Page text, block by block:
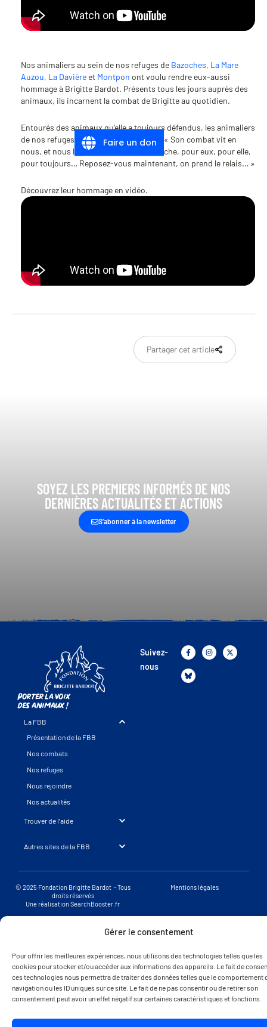
Gérer le consentement
Pour offrir les meilleures expériences, nous utilisons des technologies telles que les
cookies pour stocker et/ou accéder aux informations des appareils. Le fait de
ces technologies nous permettra de traiter des données telles que le comportement
navigation ou les ID uniques sur ce site. Le fait de ne pas consentir ou de retirer son
consentement peut avoir un effet négatif sur certaines caractéristiques et fonctions.
Nos animaliers au sein de nos refuges de Bazoches, La Mare
Auzou, La Davière et Montpon ont voulu rendre eux-aussi
hommage à Brigitte Bardot. Présents tous les jours auprès des
animaux, ils incarnent la combat de Brigitte au quotidien.
Entourés des animaux qu’elle a toujours défendus, les animaliers
de nos refuges disent merci à Brigitte : « Son combat vit en
nous, et nous le poursuivrons sans relâche, pour eux, pour elle,
pour toujours… Reposez-vous maintenant, on prend le relais… »
Découvrez leur hommage en vidéo.
Partager cet article
SOYEZ LES PREMIERS INFORMÉS DE NOS
DERNIÈRES ACTUALITÉS ET ACTIONS
S’abonner à la newsletter
Porter la voix
des animaux !
La FBB
Présentation de la FBB
Nos combats
Nos refuges
Nous rejoindre
Nos actualités
Trouver de l’aide
Autres sites de la FBB
Suivez-
nous
© 2025 Fondation Brigitte Bardot - Tous
droits réservés
Une réalisation SearchBooster.fr
Mentions légales
Faire un don